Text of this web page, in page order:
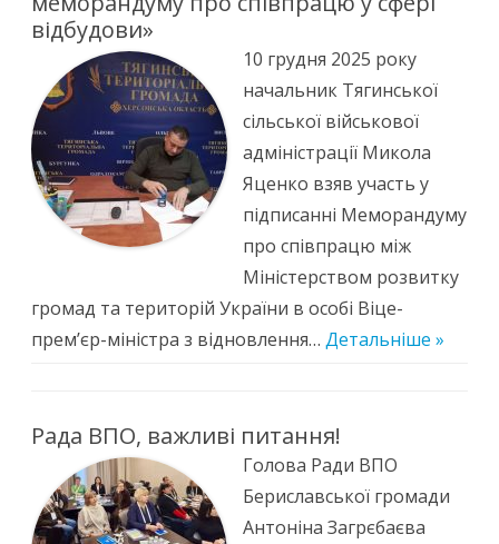
відбудови»
10 грудня 2025 року
начальник Тягинської
сільської військової
адміністрації Микола
Яценко взяв участь у
підписанні Меморандуму
про співпрацю між
Міністерством розвитку
громад та територій України в особі Віце-
прем’єр-міністра з відновлення… Детальніше »
Рада ВПО, важливі питання!
Голова Ради ВПО
Бериславської громади
Антоніна Загрєбаєва